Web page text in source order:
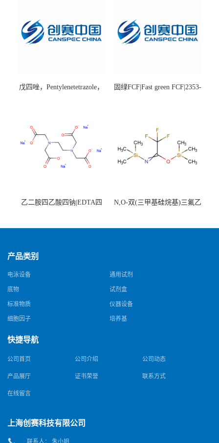
戊四唑，Pentylenetetrazole，
固绿FCF|Fast green FCF|2353-
乙二胺四乙酸四钠|EDTA四
N,O-双(三甲基硅烷基)三氟乙
产品类别
电泳设备 通用试剂
底物 试剂盒
标准物质 仪器设备
细胞因子 培养基
快捷导航
公司首页 公司介绍 公司动态
产品展厅 证书荣誉 联系方式
在线留言
上海创赛科技有限公司
联系人： 朱小姐